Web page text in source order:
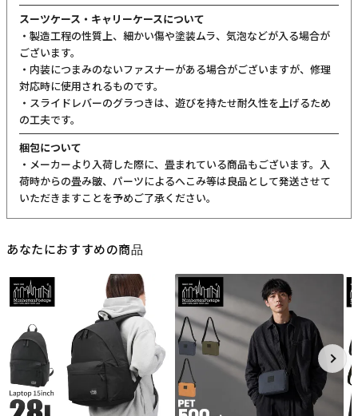
スーツケース・キャリーケースについて
・製造工程の性質上、細かい傷や塗装ムラ、気泡などが入る場合が
ございます。
・内装につまみのないファスナーがある場合がございますが、修理
対応時に使用されるものです。
・スライドレバーのグラつきは、遊びを持たせ耐久性を上げるため
の工夫です。
梱包について
・メーカーより入荷した際に、畳まれている商品もございます。入
荷時からの畳み皺、パーツによるへこみ等は良品として発送させて
いただきますことを予めご了承ください。
あなたにおすすめの商品